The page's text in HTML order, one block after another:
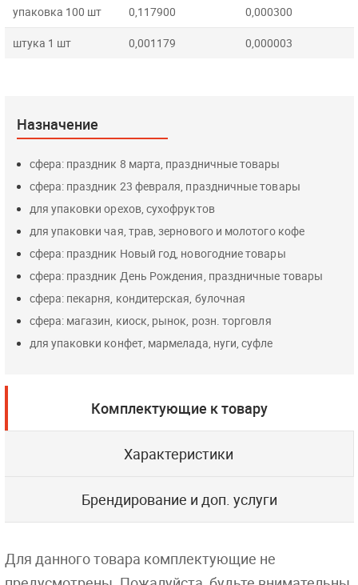
упаковка 100 шт 0,117900 0,000300
штука 1 шт 0,001179 0,000003
Назначение
сфера: праздник 8 марта, праздничные товары
сфера: праздник 23 февраля, праздничные товары
для упаковки орехов, сухофруктов
для упаковки чая, трав, зернового и молотого кофе
сфера: праздник Новый год, новогодние товары
сфера: праздник День Рождения, праздничные товары
сфера: пекарня, кондитерская, булочная
сфера: магазин, киоск, рынок, розн. торговля
для упаковки конфет, мармелада, нуги, суфле
Комплектующие к товару
Характеристики
Брендирование и доп. услуги
Для данного товара комплектующие не